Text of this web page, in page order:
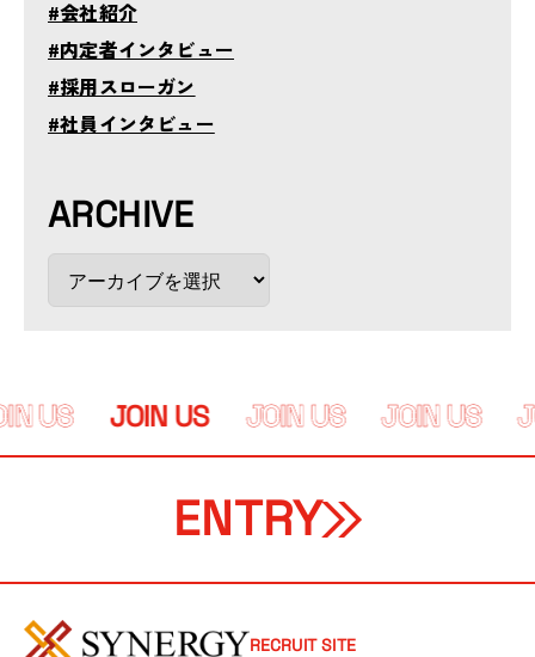
#会社紹介
#内定者インタビュー
#採用スローガン
#社員インタビュー
ARCHIVE
US JOIN US JOIN US JOIN US
ENTRY
RECRUIT SITE